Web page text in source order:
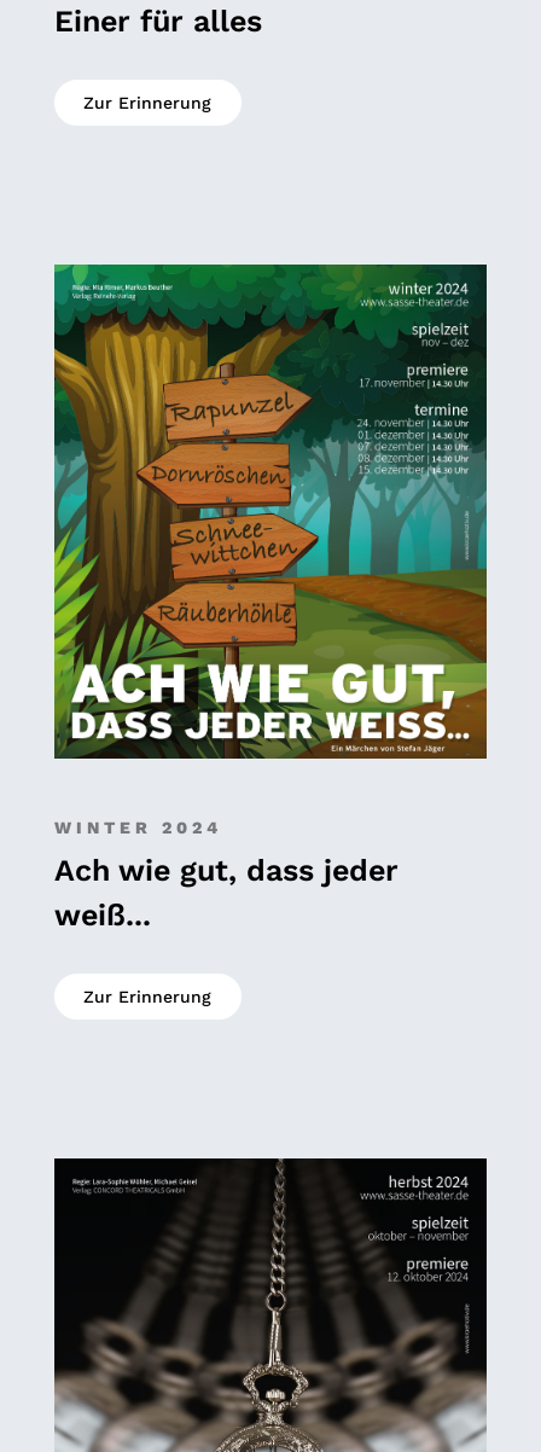
Einer für alles
Zur Erinnerung
WINTER 2024
Ach wie gut, dass jeder
weiß...
Zur Erinnerung